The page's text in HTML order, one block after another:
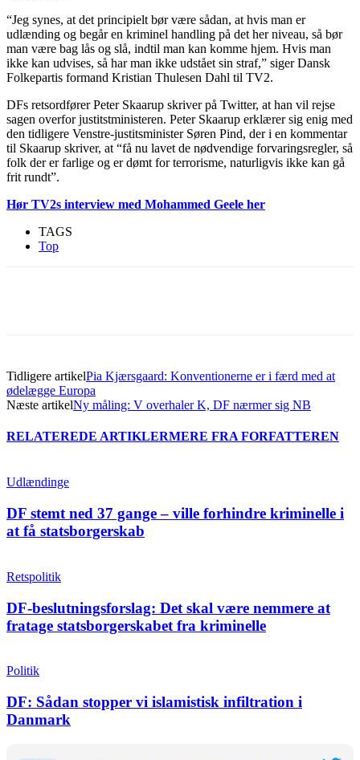
“Jeg synes, at det principielt bør være sådan, at hvis man er
udlænding og begår en kriminel handling på det her niveau, så bør
man være bag lås og slå, indtil man kan komme hjem. Hvis man
ikke kan udvises, så har man ikke udstået sin straf,” siger Dansk
Folkepartis formand Kristian Thulesen Dahl til TV2.
DFs retsordfører Peter Skaarup skriver på Twitter, at han vil rejse
sagen overfor justitstministeren. Peter Skaarup erklærer sig enig med
den tidligere Venstre-justitsminister Søren Pind, der i en kommentar
til Skaarup skriver, at “få nu lavet de nødvendige forvaringsregler, så
folk der er farlige og er dømt for terrorisme, naturligvis ikke kan gå
frit rundt”.
Hør TV2s interview med Mohammed Geele her
TAGS
Top
Tidligere artikelPia Kjærsgaard: Konventionerne er i færd med at
ødelægge Europa
Næste artikelNy måling: V overhaler K, DF nærmer sig NB
RELATEREDE ARTIKLERMERE FRA FORFATTEREN
Udlændinge
DF stemt ned 37 gange – ville forhindre kriminelle i
at få statsborgerskab
Retspolitik
DF-beslutningsforslag: Det skal være nemmere at
fratage statsborgerskabet fra kriminelle
Politik
DF: Sådan stopper vi islamistisk infiltration i
Danmark